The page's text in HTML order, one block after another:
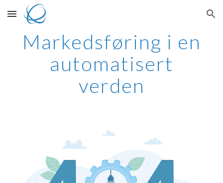
Skip to main content Skip to navigation
Markedsføring i en
automatisert
verden